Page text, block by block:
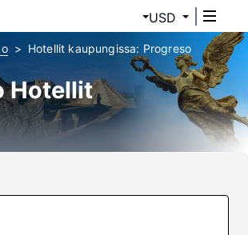
USD
Hotellit kaupungissa: Progreso
Hotellit